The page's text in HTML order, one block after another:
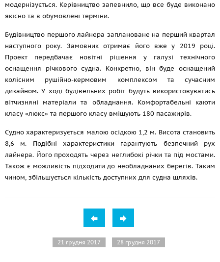
модернізується. Керівництво запевнило, що все буде виконано
якісно та в обумовлені терміни.
Будівництво першого лайнера заплановане на перший квартал
наступного року. Замовник отримає його вже у 2019 році.
Проект передбачає новітні рішення у галузі технічного
оснащення річкового судна. Конкретно, він буде оснащений
колісним рушійно-кермовим комплексом та сучасним
дизайном. У ході будівельних робіт будуть використовуватись
вітчизняні матеріали та обладнання. Комфортабельні каюти
класу «люкс» та першого класу вміщують 180 пасажирів.
Судно характеризується малою осідкою 1,2 м. Висота становить
8,6 м. Подібні характеристики гарантують безпечний рух
лайнера. Його проходять через неглибокі річки та під мостами.
Також є можливість підходити до необладнаних берегів. Таким
чином, збільшується кількість доступних для судна шляхів.
21 грудня 2017 28 грудня 2017